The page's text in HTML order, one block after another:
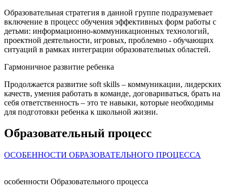
Образовательная стратегия в данной группе подразумевает
включение в процесс обучения эффективных форм работы с
детьми: информационно-коммуникационных технологий,
проектной деятельности, игровых, проблемно - обучающих
ситуаций в рамках интеграции образовательных областей.
Гармоничное развитие ребенка
Продолжается развитие soft skills – коммуникации, лидерских
качеств, умения работать в команде, договариваться, брать на
себя ответственность – это те навыки, которые необходимы
для подготовки ребенка к школьной жизни.
Образовательный процесс
ОСОБЕННОСТИ ОБРАЗОВАТЕЛЬНОГО ПРОЦЕССА
особенности Образовательного процесса